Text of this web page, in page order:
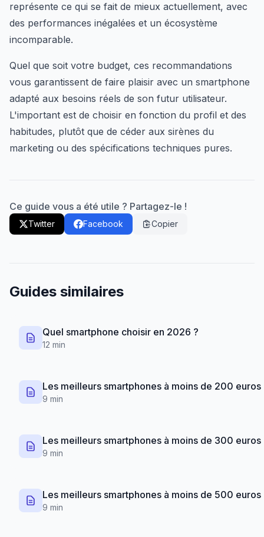
représente ce qui se fait de mieux actuellement, avec
des performances inégalées et un écosystème
incomparable.
Quel que soit votre budget, ces recommandations
vous garantissent de faire plaisir avec un smartphone
adapté aux besoins réels de son futur utilisateur.
L'important est de choisir en fonction du profil et des
habitudes, plutôt que de céder aux sirènes du
marketing ou des spécifications techniques pures.
Ce guide vous a été utile ? Partagez-le !
Twitter Facebook Copier
Guides similaires
Quel smartphone choisir en 2026 ?
12 min
Les meilleurs smartphones à moins de 200 euros
9 min
Les meilleurs smartphones à moins de 300 euros
9 min
Les meilleurs smartphones à moins de 500 euros
9 min